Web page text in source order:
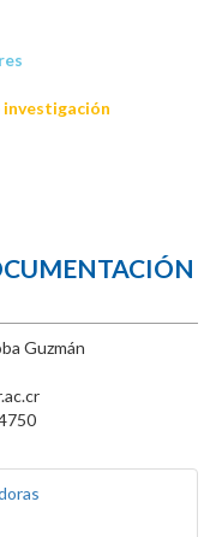
investigación
Guzmán